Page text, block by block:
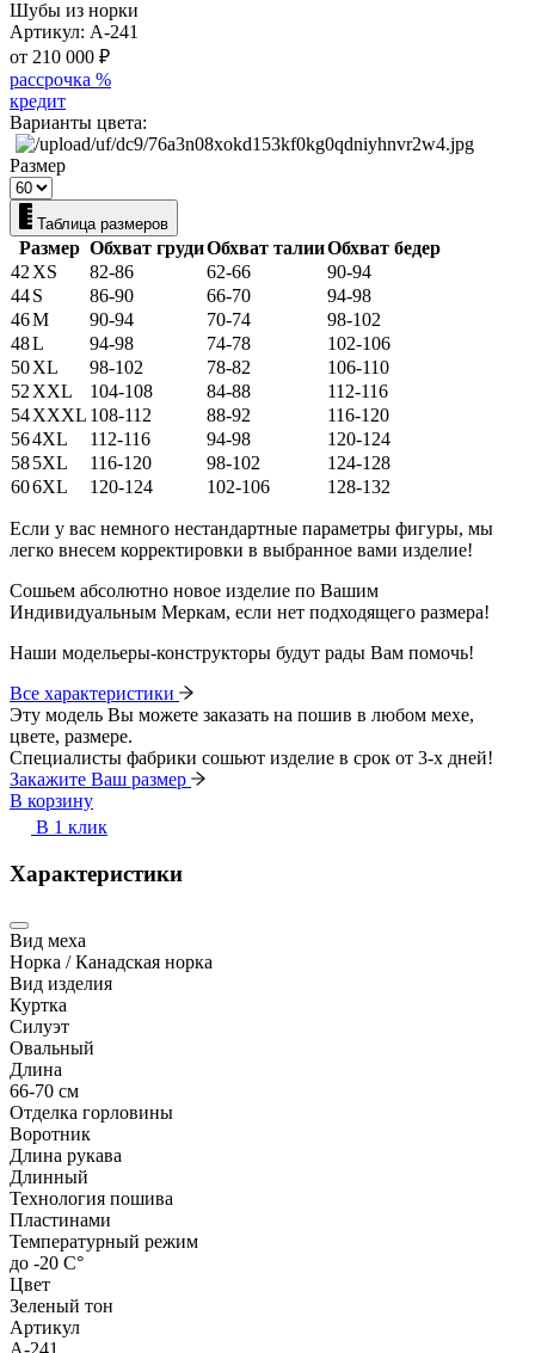
Шубы из норки
Артикул: А-241
от 210 000 ₽
рассрочка %
кредит
Варианты цвета:
Размер
Таблица размеров
Размер Обхват грудиОбхват талииОбхват бедер
42 XS 82-86 62-66
90-94
44S 86-90 66-70
94-98
46M 90-94 70-74
98-102
48L 94-98 74-78
102-106
50XL 98-102 78-82
106-110
52 XXL 104-108 84-88
112-116
54XXXL 108-112 88-92
116-120
564XL 112-116 94-98
120-124
585XL 116-120 98-102
124-128
606XL 120-124 102-106 128-132
Если у вас немного нестандартные параметры фигуры, мы
легко внесем корректировки в выбранное вами изделие!
Сошьем абсолютно новое изделие по Вашим
Индивидуальным Меркам, если нет подходящего размера!
Наши модельеры-конструкторы будут рады Вам помочь!
Все характеристики
Эту модель Вы можете заказать на пошив в любом мехе,
цвете, размере.
Специалисты фабрики сошьют изделие в срок от 3-х дней!
Закажите Ваш размер
В корзину
В 1 клик
Характеристики
Вид меха
Норка / Канадская норка
Вид изделия
Куртка
Силуэт
Овальный
Длина
66-70 см
Отделка горловины
Воротник
Длина рукава
Длинный
Технология пошива
Пластинами
Температурный режим
до -20 С°
Цвет
Зеленый тон
Артикул